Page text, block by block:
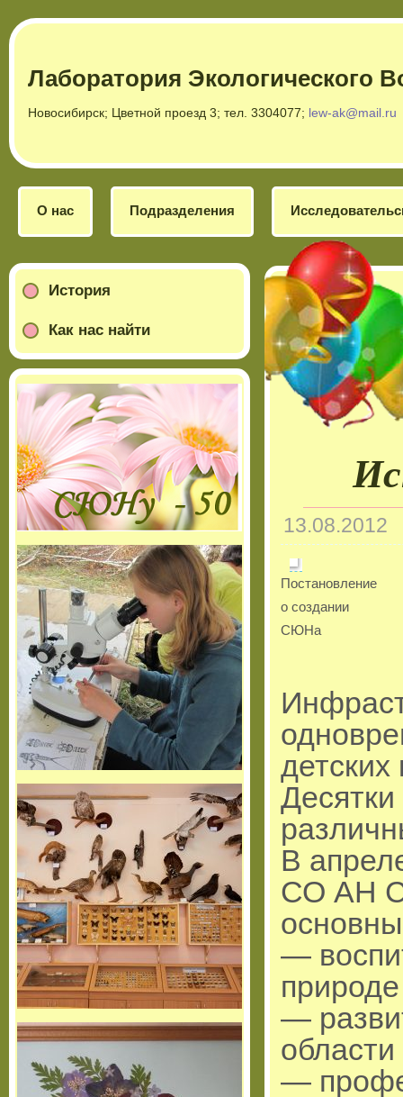
Лаборатория Экологического
Новосибирск; Цветной проезд 3; тел. 3304077; lew-ak@mail.ru
О нас Подразделения
13.08.2012
Постановление
о создании
СЮНа
В
СО АН
—
—
—
История
Как нас найти